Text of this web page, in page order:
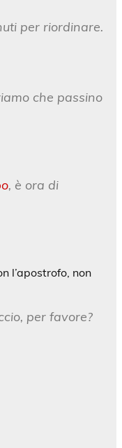
per riordinare.
che passino
, è ora di
l’apostrofo, non
per favore?